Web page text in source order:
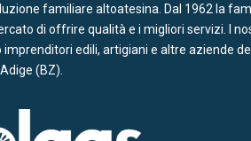
familiare altoatesina. Dal 1962 la
di offrire qualità e i migliori servizi. I
imprenditori edili, artigiani e altre aziende
(BZ).